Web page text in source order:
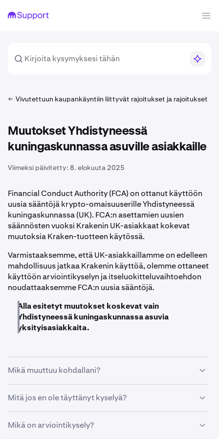
Vivutettuun kaupankäyntiin liittyvät rajoitukset ja rajoitukset
Muutokset Yhdistyneessä
kuningaskunnassa asuville asiakkaille
Viimeksi päivitetty: 8. elokuuta 2025
Financial Conduct Authority (FCA) on ottanut käyttöön
uusia sääntöjä krypto-omaisuuserille Yhdistyneessä
kuningaskunnassa (UK). FCA:n asettamien uusien
säännösten vuoksi Krakenin UK-asiakkaat kokevat
muutoksia Kraken-tuotteen käytössä.
Varmistaaksemme, että UK-asiakkaillamme on edelleen
mahdollisuus jatkaa Krakenin käyttöä, olemme ottaneet
käyttöön arviointikyselyn ja itseluokitteluvaihtoehdon
noudattaaksemme FCA:n uusia sääntöjä.
Alla esitetyt muutokset koskevat vain
Yhdistyneessä kuningaskunnassa asuvia
yksityisasiakkaita.
Mikä muuttuu kohdallani?
Uudet FCA-säännöt ovat tulleet voimaan, mikä
tarkoittaa, että:
Sekä uusien että nykyisten asiakkaiden on täytettävä
Mitä jos en ole täyttänyt kyselyä?
Jos et ole täyttänyt kyselyä, et voi käyttää tuotteitamme
ennen kuin olet täyttänyt sen. Näet bannerin, joka
Mikä on arviointikysely?